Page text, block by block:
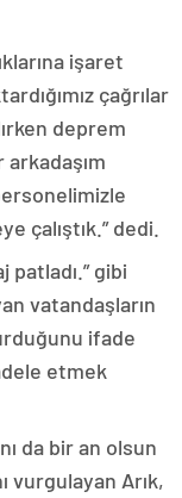
işaret
çağrılar
deprem
arkadaşım
çalıştık.” dedi.
patladı.” gibi
vatandaşların
ifade
etmek
da bir an olsun
vurgulayan Arık,